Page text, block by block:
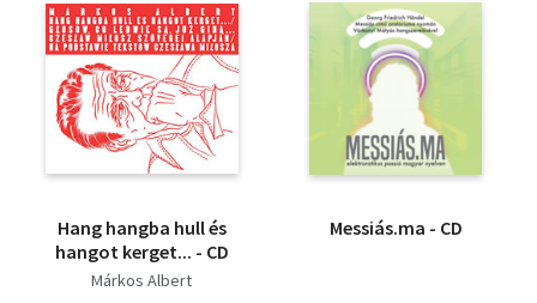
Hang hangba hull és
hangot kerget... - CD
Márkos Albert
Messiás.ma - CD